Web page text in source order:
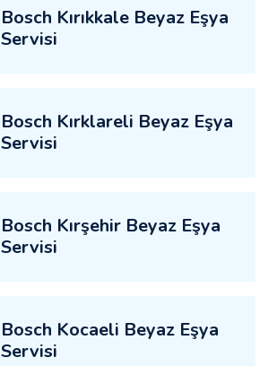
Bosch Kırıkkale Beyaz Eşya
Servisi
Bosch Kırklareli Beyaz Eşya
Servisi
Bosch Kırşehir Beyaz Eşya
Servisi
Bosch Kocaeli Beyaz Eşya
Servisi